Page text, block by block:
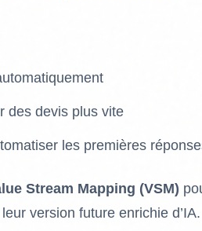
des devis plus vite
les premières
Stream Mapping (VSM)
version future enrichie d’IA.